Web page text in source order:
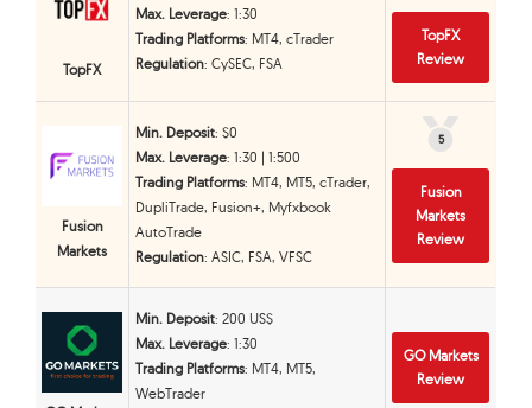
TopFX
Max. Leverage: 1:30
Trading Platforms: MT4, cTrader
Regulation: CySEC, FSA
TopFX
Review
Fusion
Markets
Min. Deposit: $0
Max. Leverage: 1:30 | 1:500
Trading Platforms: MT4, MT5, cTrader,
DupliTrade, Fusion+, Myfxbook
AutoTrade
Regulation: ASIC, FSA, VFSC
5
5
Fusion
Markets
Review
Min. Deposit: 200 US$
Max. Leverage: 1:30
Trading Platforms: MT4, MT5,
WebTrader
GO Markets
Review